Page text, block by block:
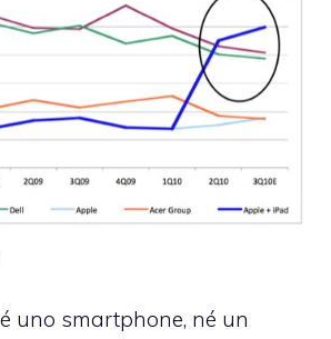
uno smartphone, né un